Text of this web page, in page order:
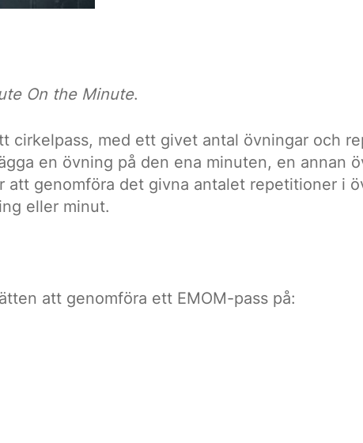
On the Minute.
cirkelpass, med ett givet antal övningar och
en övning på den ena minuten, en annan
genomföra det givna antalet repetitioner i
eller minut.
att genomföra ett EMOM-pass på: